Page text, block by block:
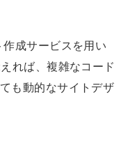
成サービスを用い
れば、複雑なコード
も動的なサイトデザ